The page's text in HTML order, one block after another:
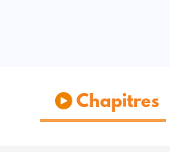
Chapitres